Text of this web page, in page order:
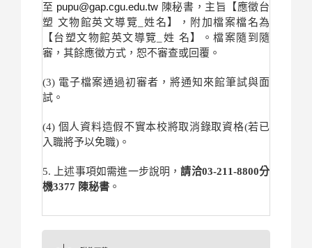
至 pupu@gap.cgu.edu.tw 陳秘書，主旨【應徵台
塑 文物館英文導覽_姓名】，附加檔案檔名為
【台塑文物館英文導覽_ 姓 名】。檔案隨到隨
審，其餘應徵方式，恕不審查或回覆。
(3) 電子檔案通過初審者，將通知來館筆試與面
試。
(4) 個人資料造假不實本校將取消錄取資格(若已
入職將予以免職)。
5. 上述事項如需進一步說明，請洽03-211-8800分
機3377 陳秘書 。